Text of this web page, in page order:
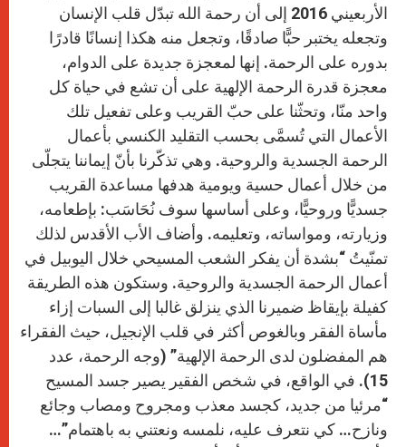
الأربعيني 2016 إلى أن رحمة الله تبدّل قلب الإنسان
وتجعله يختبر حبًّا صادقًا، وتجعل منه هكذا إنسانًا قادرًا
بدوره على الرحمة. إنها لمعجزة جديدة على الدوام،
معجزة قدرة الرحمة الإلهية على أن تشع في حياة كل
واحد منّا، وتحثّنا على حبّ القريب وعلى تفعيل تلك
الأعمال التي تُسمَّى بحسب التقليد الكنسي بأعمال
الرحمة الجسدية والروحية. وهي تذكّرنا بأنّ إيماننا يتجلّى
من خلال أعمال حسية ويومية هدفها مساعدة القريب
جسديًّا وروحيًّا، وعلى أساسها سوف نُحَاسَب: بإطعامه،
وزيارته، ومواساته، وتعليمه. وأضاف الأب الأقدس لذلك
تمنّيتُ “بشدة أن يفكر الشعب المسيحي خلال اليوبيل في
أعمال الرحمة الجسدية والروحية. وستكون هذه الطريقة
كفيلة بإيقاظ ضميرنا الذي ينزلق غالبا إلى السبات إزاء
مأساة الفقر وبالغوص أكثر في قلب الإنجيل، حيث الفقراء
هم المفضلون لدى الرحمة الإلهية” (وجه الرحمة، عدد
15). في الواقع، في شخص الفقير يصير جسد المسيح
“مرئيا من جديد، كجسد معذب ومجروح ومصاب وجائع
ونازح… كي نتعرف عليه، نلمسه ونعتني به باهتمام”…